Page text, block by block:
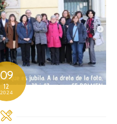
09
12
2024